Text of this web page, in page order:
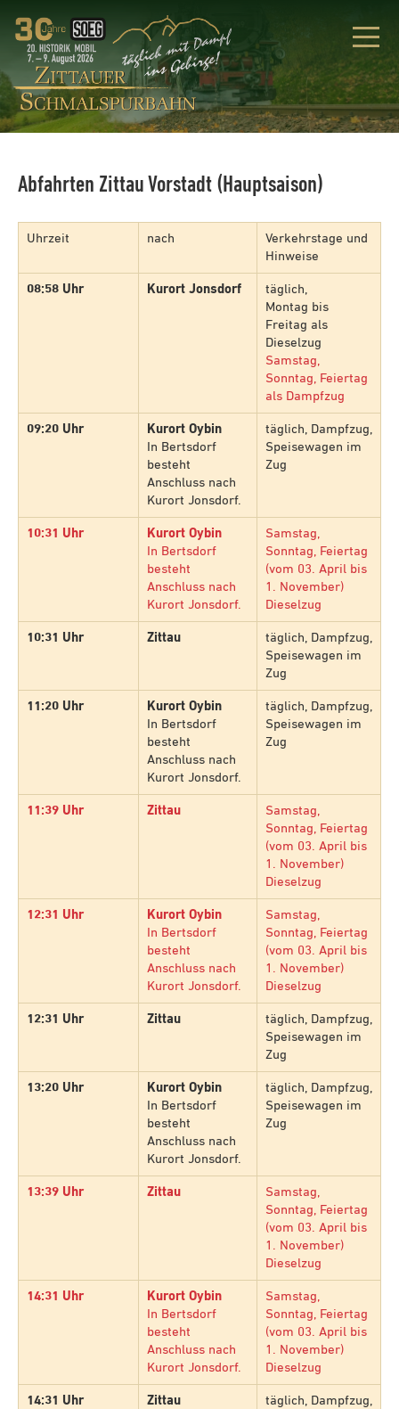
Abfahrten Zittau Vorstadt (Hauptsaison)
Uhrzeit nach
Verkehrstage und
Hinweise
08:58 Uhr Kurort Jonsdorf
täglich,
Montag bis
Freitag als
Dieselzug
Samstag,
Sonntag, Feiertag
als Dampfzug
09:20 Uhr
Kurort Oybin
In Bertsdorf
besteht
Anschluss nach
Kurort Jonsdorf.
täglich, Dampfzug,
Speisewagen im
Zug
10:31 Uhr
Kurort Oybin
In Bertsdorf
besteht
Anschluss nach
Kurort Jonsdorf.
Samstag,
Sonntag, Feiertag
(vom 03. April bis
1. November)
Dieselzug
10:31 Uhr Zittau
täglich, Dampfzug,
Speisewagen im
Zug
11:20 Uhr
Kurort Oybin
In Bertsdorf
besteht
Anschluss nach
Kurort Jonsdorf.
täglich, Dampfzug,
Speisewagen im
Zug
11:39 Uhr Zittau
Samstag,
Sonntag, Feiertag
(vom 03. April bis
1. November)
Dieselzug
12:31 Uhr
Kurort Oybin
In Bertsdorf
besteht
Anschluss nach
Kurort Jonsdorf.
Samstag,
Sonntag, Feiertag
(vom 03. April bis
1. November)
Dieselzug
12:31 Uhr Zittau
täglich, Dampfzug,
Speisewagen im
Zug
13:20 Uhr
Kurort Oybin
In Bertsdorf
besteht
Anschluss nach
Kurort Jonsdorf.
täglich, Dampfzug,
Speisewagen im
Zug
13:39 Uhr Zittau
Samstag,
Sonntag, Feiertag
(vom 03. April bis
1. November)
Dieselzug
14:31 Uhr
Kurort Oybin
In Bertsdorf
besteht
Anschluss nach
Kurort Jonsdorf.
Samstag,
Sonntag, Feiertag
(vom 03. April bis
1. November)
Dieselzug
14:31 Uhr Zittau
täglich, Dampfzug,